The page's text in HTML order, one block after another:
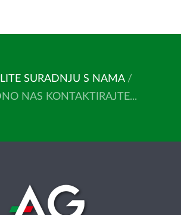
SURADNJU S NAMA /
NAS KONTAKTIRAJTE...